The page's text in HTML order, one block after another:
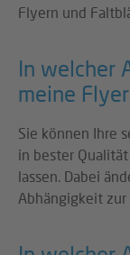
Flyern und
In welcher
meine
Sie können Ihre
in bester
lassen. Dabei
Abhängigkeit